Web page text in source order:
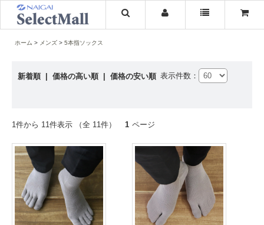
ホーム メンズ 5本指ソックス
新着順 価格の高い順 価格の安い順 表示件数：
1件から 11件表示 （全 11件） 1 ページ